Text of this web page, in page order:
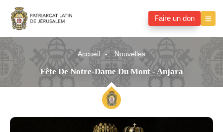
Faire un don
Accueil Nouvelles
Fête De Notre-Dame Du Mont - Anjara